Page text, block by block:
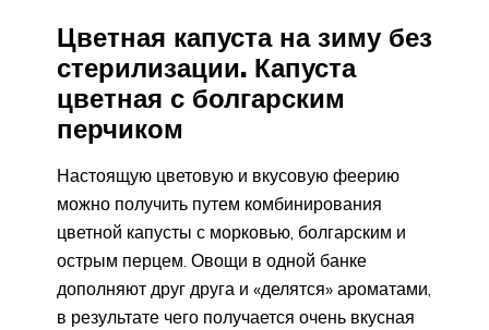
Цветная капуста на зиму без
стерилизации. Капуста
цветная с болгарским
перчиком
Настоящую цветовую и вкусовую феерию
можно получить путем комбинирования
цветной капусты с морковью, болгарским и
острым перцем. Овощи в одной банке
дополняют друг друга и «делятся» ароматами,
в результате чего получается очень вкусная